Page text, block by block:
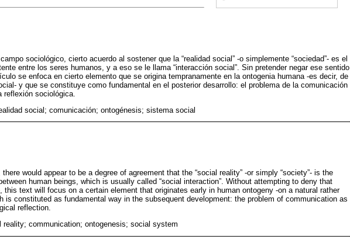
sociológico, cierto acuerdo al sostener que la “realidad social” -o simplemente “sociedad”- es el
entre los seres humanos, y a eso se le llama “interacción social”. Sin pretender negar ese sentido
se enfoca en cierto elemento que se origina tempranamente en la ontogenia humana -es decir, de
y que se constituye como fundamental en el posterior desarrollo: el problema de la comunicación
reflexión sociológica.
social; comunicación; ontogénesis; sistema social
would appear to be a degree of agreement that the “social reality” -or simply “society”- is the
human beings, which is usually called “social interaction”. Without attempting to deny that
this text will focus on a certain element that originates early in human ontogeny -on a natural rather
is constituted as fundamental way in the subsequent development: the problem of communication as
reflection.
reality; communication; ontogenesis; social system